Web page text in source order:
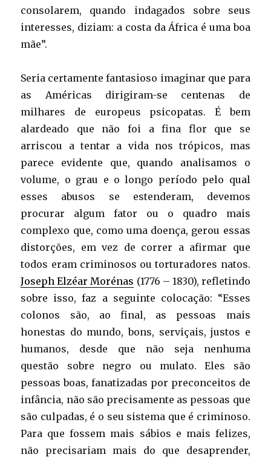
consolarem, quando indagados sobre seus
interesses, diziam: a costa da África é uma boa
mãe”.
Seria certamente fantasioso imaginar que para
as Américas dirigiram-se centenas de
milhares de europeus psicopatas. É bem
alardeado que não foi a fina flor que se
arriscou a tentar a vida nos trópicos, mas
parece evidente que, quando analisamos o
volume, o grau e o longo período pelo qual
esses abusos se estenderam, devemos
procurar algum fator ou o quadro mais
complexo que, como uma doença, gerou essas
distorções, em vez de correr a afirmar que
todos eram criminosos ou torturadores natos.
Joseph Elzéar Morénas (1776 – 1830), refletindo
sobre isso, faz a seguinte colocação: “Esses
colonos são, ao final, as pessoas mais
honestas do mundo, bons, serviçais, justos e
humanos, desde que não seja nenhuma
questão sobre negro ou mulato. Eles são
pessoas boas, fanatizadas por preconceitos de
infância, não são precisamente as pessoas que
são culpadas, é o seu sistema que é criminoso.
Para que fossem mais sábios e mais felizes,
não precisariam mais do que desaprender,